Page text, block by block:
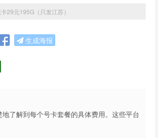
29元195G（只发江苏）
生成海报
了解到每个号卡套餐的具体费用。这些平台
验，也促进了市场的公平竞争。